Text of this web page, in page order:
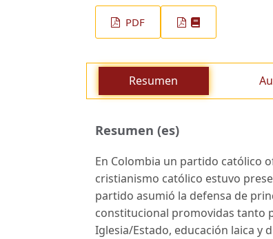
PDF
Resumen
Resumen (es)
En Colombia un partido católico
cristianismo católico estuvo
partido asumió la defensa de
constitucional promovidas tanto
Iglesia/Estado, educación laica y